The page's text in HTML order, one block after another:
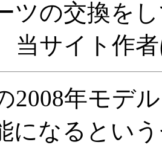
ツの交換を
当サイト作
2008年モデ
になるとい